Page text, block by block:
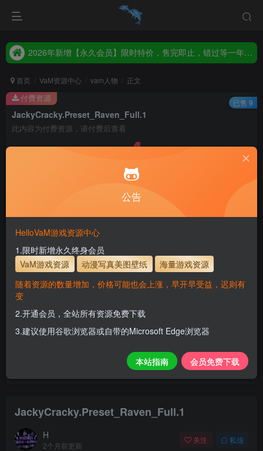
2026年新增【永久会员】限时特价，售完即止，错过等一年！！！
2026年新增【永久会员】限时特价，售完即止，错过等一年！！！
首页 VaM资源中心 vam人物 正文
JackyCracky.Preset_Raven_Full.1
此内容为付费资源，请付费后查看
4
立即购买
主流网盘——高速下载
支付页面打不开或支付后不跳转请联系QQ：3317425885
解压密码 www.hellovam.com
开通会员【免费下载】全站资源！
1.为了资源不失效！请不要在线解压！
3.有任何问题请联系客服或评论留言。
付费资源 已售 9
JackyCracky.Preset_Raven_Full.1
H
2个月前更新
关注 私信
公告
HelloVaM游戏资源中心
1.限时新增永久终身会员
VaM游戏资源
动漫写真美图壁纸
海量游戏资源
随着资源的数量增加，价格可能也会上涨，早开早受益，迟则有
变
2.开通会员，全站所有资源免费下载
3.建议使用谷歌浏览器或自带的Microsoft Edge浏览器
本站指南 会员免费下载